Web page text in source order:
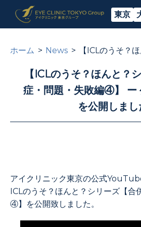
東京
ホーム News 【ICLのうそ？
【ICLのうそ？ほんと？
症・問題・失敗編④】 ー
を公開しまし
アイクリニック東京の公式
ICLのうそ？ほんと？シリーズ【合
④】を公開致しました。